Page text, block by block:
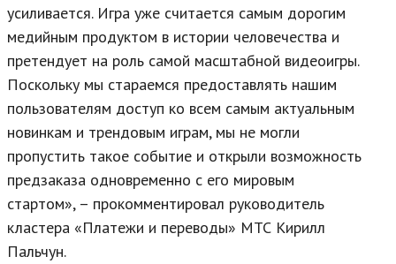
усиливается. Игра уже считается самым дорогим
медийным продуктом в истории человечества и
претендует на роль самой масштабной видеоигры.
Поскольку мы стараемся предоставлять нашим
пользователям доступ ко всем самым актуальным
новинкам и трендовым играм, мы не могли
пропустить такое событие и открыли возможность
предзаказа одновременно с его мировым
стартом», – прокомментировал руководитель
кластера «Платежи и переводы» МТС Кирилл
Пальчун.